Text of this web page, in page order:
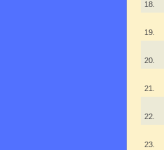
18.
19.
20.
21.
22.
23.